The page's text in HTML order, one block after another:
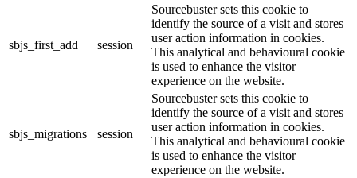
sbjs_first_add session
Sourcebuster sets this cookie to
identify the source of a visit and stores
user action information in cookies.
This analytical and behavioural cookie
is used to enhance the visitor
experience on the website.
sbjs_migrations session
Sourcebuster sets this cookie to
identify the source of a visit and stores
user action information in cookies.
This analytical and behavioural cookie
is used to enhance the visitor
experience on the website.